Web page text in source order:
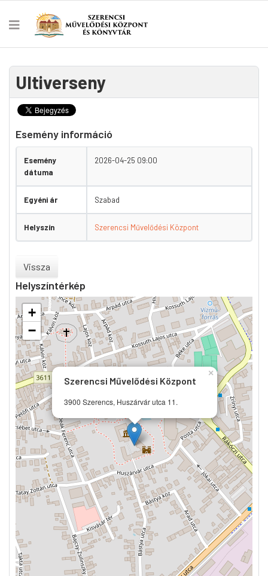
Ultiverseny
Esemény információ
Esemény
dátuma
2026-04-25 09:00
Egyéni ár Szabad
Helyszín Szerencsi Művelődési Központ
Vissza
Helyszíntérkép
Szerencsi Művelődési Központ
3900 Szerencs, Huszárvár utca 11.
×
+
−